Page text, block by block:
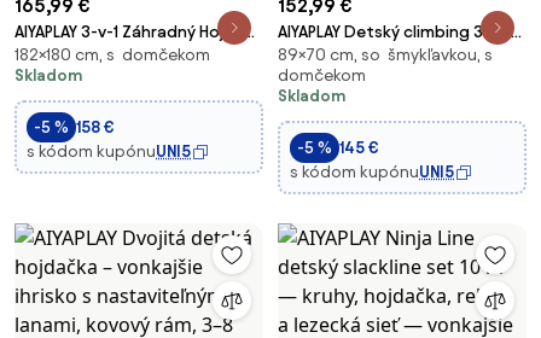
165,99 €
AIYAPLAY 3-v-1 Záhradný Hojdací
Rám so Skladacím Stanom,
Hojdačkou a Gymnastickými
Krúžkami, Detská Hojdačka s
Kovovým Rámom, Záhradná
Hojdačka pre De
182×180 cm, s domčekom
Skladom
-5 % 158 €
s kódom kupónuUNI5
152,99 €
AIYAPLAY Detský climbing 3-v-1
Skladací lezecký rám pre deti
vo veku 18-48 mesiacov s
šmýkačkou alebo lezeckou
rampou 175x70x89 cm
Viacfarebný | Aosom
89×70 cm, so šmykľavkou, s
domčekom
Skladom
-5 % 145 €
s kódom kupónuUNI5